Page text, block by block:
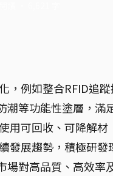
，例如整合RFID追蹤
潮等功能性塗層，滿
用可回收、可降解材
發展趨勢，積極研發
場對高品質、高效率